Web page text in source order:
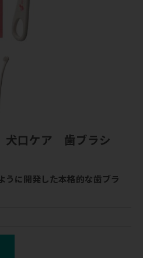
犬口ケア 歯ブラシ
うに開発した本格的な歯ブラ